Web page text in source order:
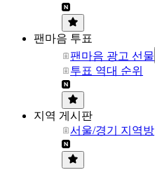
팬마음 투표
팬마음 광고 선물
투표 역대 순위
지역 게시판
서울/경기 지역방